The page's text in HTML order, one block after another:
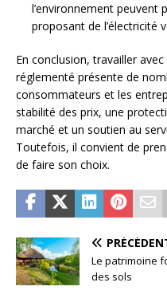
l’environnement peuvent
proposant de l’électricité
En conclusion, travailler
réglementé présente de
consommateurs et les
stabilité des prix, une
marché et un soutien au
Toutefois, il convient de
de faire son choix.
Le patrimoine
des sols